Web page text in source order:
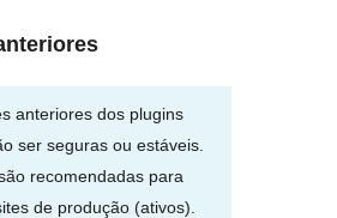
anteriores dos plugins
ser seguras ou estáveis.
recomendadas para
de produção (ativos).